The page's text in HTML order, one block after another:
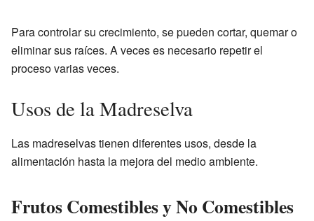
Para controlar su crecimiento, se pueden cortar, quemar o
eliminar sus raíces. A veces es necesario repetir el
proceso varias veces.
Usos de la Madreselva
Las madreselvas tienen diferentes usos, desde la
alimentación hasta la mejora del medio ambiente.
Frutos Comestibles y No Comestibles